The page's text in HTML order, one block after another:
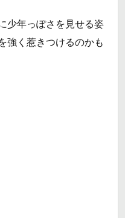
少年っぽさを見せる姿
強く惹きつけるのかも